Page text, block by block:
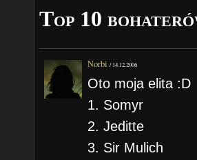
Top 10
Norbi /14.12.2006
Oto moja elita :D
1. Somyr
2. Jeditte
3. Sir Mulich